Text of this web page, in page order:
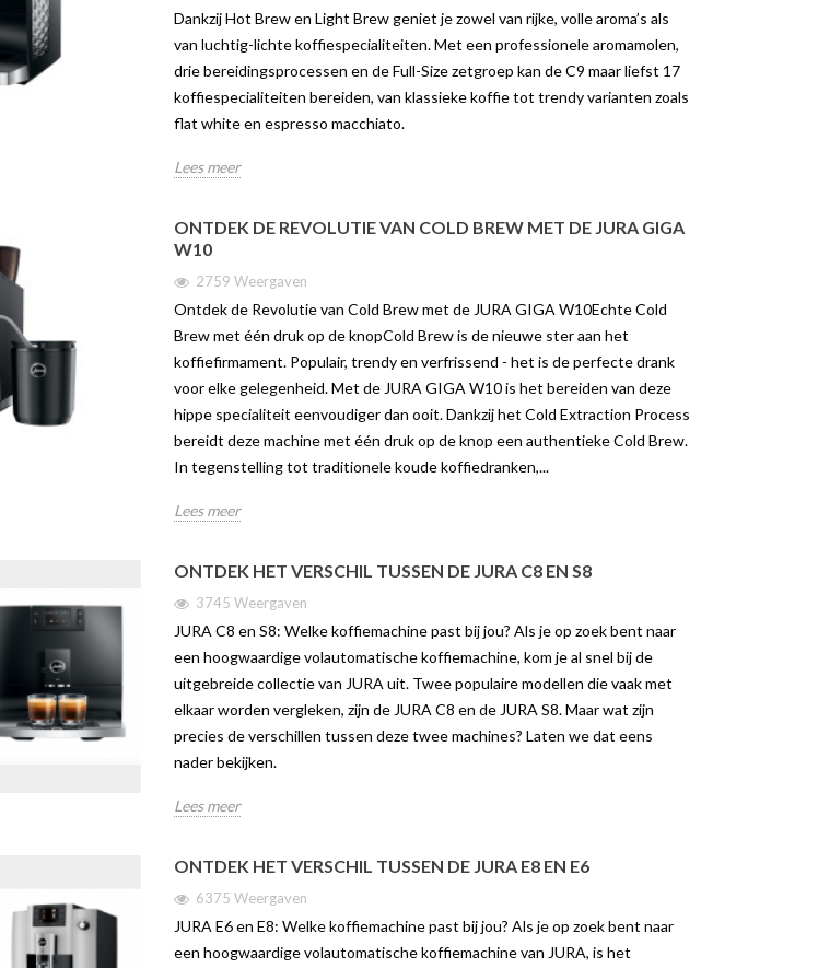
technologie met een...
Lees meer
Lees meer
Lees meer
WELKE MELK HEEFT U
In deze blog kom je alles te weten
over welke melk je het beste kan
gebruiken in je koffiemachine, want
de melk die...
Lees meer
De Jura Z10, Een
hot en cold drinks bereid. Dit is een
van de eerste...
Lees meer
theekopje of theepot. Heel
smakelijk ziet het er...
Dankzij Hot Brew en Light Brew geniet je zowel van rijke, volle aroma’s als
van luchtig-lichte koffiespecialiteiten. Met een professionele aromamolen,
drie bereidingsprocessen en de Full-Size zetgroep kan de C9 maar liefst 17
koffiespecialiteiten bereiden, van klassieke koffie tot trendy varianten zoals
flat white en espresso macchiato.
Lees meer
ONTDEK DE REVOLUTIE VAN COLD BREW MET DE JURA GIGA
W10
2759 Weergaven
Ontdek de Revolutie van Cold Brew met de JURA GIGA W10Echte Cold
Brew met één druk op de knopCold Brew is de nieuwe ster aan het
koffiefirmament. Populair, trendy en verfrissend - het is de perfecte drank
voor elke gelegenheid. Met de JURA GIGA W10 is het bereiden van deze
hippe specialiteit eenvoudiger dan ooit. Dankzij het Cold Extraction Process
bereidt deze machine met één druk op de knop een authentieke Cold Brew.
In tegenstelling tot traditionele koude koffiedranken,...
Lees meer
ONTDEK HET VERSCHIL TUSSEN DE JURA C8 EN S8
3745 Weergaven
JURA C8 en S8: Welke koffiemachine past bij jou? Als je op zoek bent naar
een hoogwaardige volautomatische koffiemachine, kom je al snel bij de
uitgebreide collectie van JURA uit. Twee populaire modellen die vaak met
elkaar worden vergleken, zijn de JURA C8 en de JURA S8. Maar wat zijn
precies de verschillen tussen deze twee machines? Laten we dat eens
nader bekijken.
Lees meer
ONTDEK HET VERSCHIL TUSSEN DE JURA E8 EN E6
6375 Weergaven
JURA E6 en E8: Welke koffiemachine past bij jou? Als je op zoek bent naar
een hoogwaardige volautomatische koffiemachine van JURA, is het